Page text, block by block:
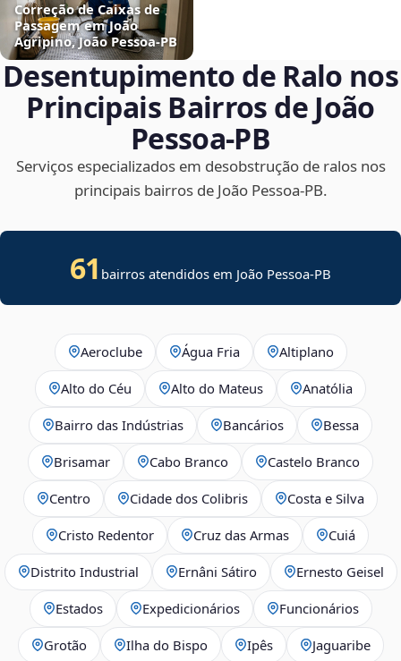
Correção de Caixas de
Passagem em João
Agripino, João Pessoa‑PB
Desentupimento de Ralo nos
Principais Bairros de João
Pessoa‑PB
Serviços especializados em desobstrução de ralos nos
principais bairros de João Pessoa‑PB.
61 bairros atendidos em João Pessoa-PB
Aeroclube Água Fria Altiplano
Alto do Céu Alto do Mateus Anatólia
Bairro das Indústrias Bancários Bessa
Brisamar Cabo Branco Castelo Branco
Centro Cidade dos Colibris Costa e Silva
Cristo Redentor Cruz das Armas Cuiá
Distrito Industrial Ernâni Sátiro Ernesto Geisel
Estados Expedicionários Funcionários
Grotão Ilha do Bispo Ipês Jaguaribe